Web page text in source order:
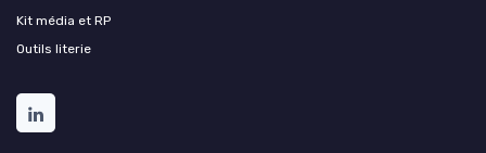
Kit média et RP
Outils literie